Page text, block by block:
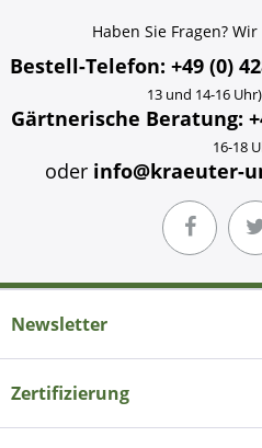
Haben Sie Fragen?
Bestell-Telefon: +49 (0)
13 und 14-16
Gärtnerische Beratung:
16-18
oder info@kraeuter-
Newsletter
Zertifizierung